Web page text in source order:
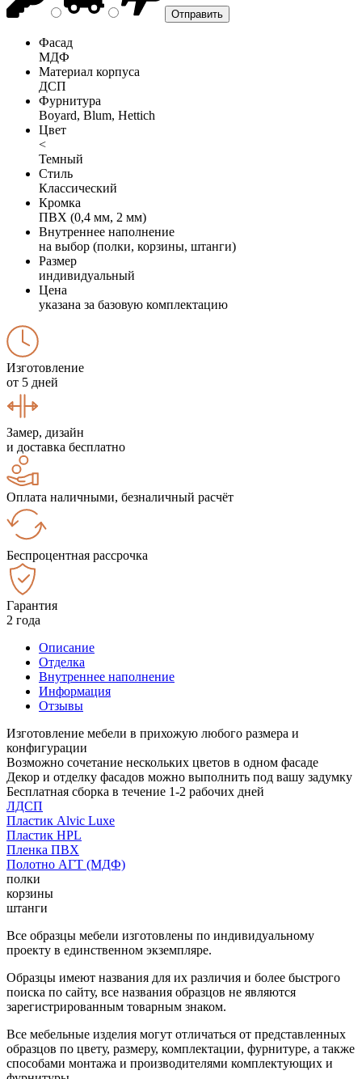
Фасад
МДФ
Материал корпуса
ДСП
Фурнитура
Boyard, Blum, Hettich
Цвет
<
Темный
Стиль
Классический
Кромка
ПВХ (0,4 мм, 2 мм)
Внутреннее наполнение
на выбор (полки, корзины, штанги)
Размер
индивидуальный
Цена
указана за базовую комплектацию
Изготовление
от 5 дней
Замер, дизайн
и доставка бесплатно
Оплата наличными, безналичный расчёт
Беспроцентная рассрочка
Гарантия
2 года
Описание
Отделка
Внутреннее наполнение
Информация
Отзывы
Изготовление мебели в прихожую любого размера и
конфигурации
Возможно сочетание нескольких цветов в одном фасаде
Декор и отделку фасадов можно выполнить под вашу задумку
Бесплатная сборка в течение 1-2 рабочих дней
ЛДСП
Пластик Alvic Luxe
Пластик HPL
Пленка ПВХ
Полотно АГТ (МДФ)
полки
корзины
штанги
Все образцы мебели изготовлены по индивидуальному
проекту в единственном экземпляре.
Образцы имеют названия для их различия и более быстрого
поиска по сайту, все названия образцов не являются
зарегистрированным товарным знаком.
Все мебельные изделия могут отличаться от представленных
образцов по цвету, размеру, комплектации, фурнитуре, а также
способами монтажа и производителями комплектующих и